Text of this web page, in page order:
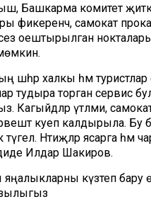
Башкарма комитет
фикеренчә, самокат
оештырылган нокталары
шәһәр халкы һәм туристлар
тудыра торган сервис
Кагыйдәләр үтәлми,
куеп калдырыла. Бу
Нәтиҗәләр ясарга һәм
Илдар Шакиров.
күзәтеп бару